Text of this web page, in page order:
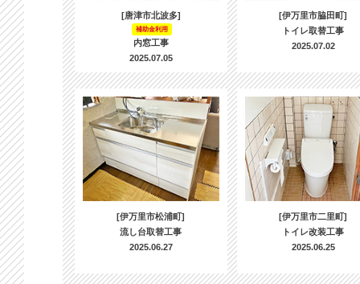
[唐津市北波多]
補助金利用
内窓工事
2025.07.05
[伊万里市脇田町]
トイレ取替工事
2025.07.02
[伊万里市松浦町]
流し台取替工事
2025.06.27
[伊万里市二里町]
トイレ改装工事
2025.06.25